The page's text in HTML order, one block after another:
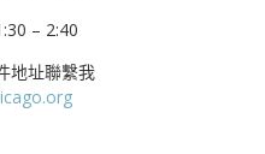
– 2:40
地址聯繫我